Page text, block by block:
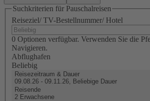
Suchkriterien für Pauschalreisen
Reiseziel/ TV-Bestellnummer/ Hotel
0 Optionen verfügbar. Verwenden Sie die
Navigieren.
Abflughafen
Beliebig
Reisezeitraum & Dauer
09.08.26 - 09.11.26, Beliebige Dauer
Reisende
2 Erwachsene